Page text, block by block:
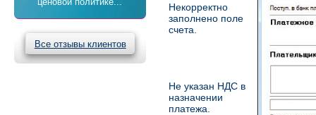
Все отзывы клиентов
Некорректно
заполнено поле
счета.
Не указан НДС в
назначении
платежа.